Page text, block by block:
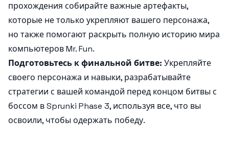
прохождения собирайте важные артефакты,
которые не только укрепляют вашего персонажа,
но также помогают раскрыть полную историю мира
компьютеров Mr. Fun.
Подготовьтесь к финальной битве: Укрепляйте
своего персонажа и навыки, разрабатывайте
стратегии с вашей командой перед концом битвы с
боссом в Sprunki Phase 3, используя все, что вы
освоили, чтобы одержать победу.